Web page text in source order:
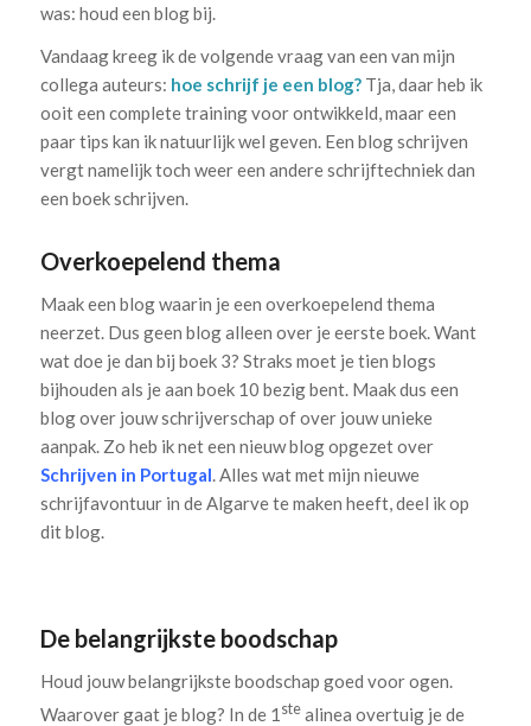
was: houd een blog bij.
Vandaag kreeg ik de volgende vraag van een van mijn
collega auteurs: hoe schrijf je een blog?Tja, daar heb ik
ooit een complete training voor ontwikkeld, maar een
paar tips kan ik natuurlijk wel geven. Een blog schrijven
vergt namelijk toch weer een andere schrijftechniek dan
een boek schrijven.
Overkoepelend thema
Maak een blog waarin je een overkoepelend thema
neerzet. Dus geen blog alleen over je eerste boek. Want
wat doe je dan bij boek 3? Straks moet je tien blogs
bijhouden als je aan boek 10 bezig bent. Maak dus een
blog over jouw schrijverschap of over jouw unieke
aanpak. Zo heb ik net een nieuw blog opgezet over
Schrijven in Portugal. Alles wat met mijn nieuwe
schrijfavontuur in de Algarve te maken heeft, deel ik op
dit blog.
De belangrijkste boodschap
Houd jouw belangrijkste boodschap goed voor ogen.
Waarover gaat je blog? In de 1 stealinea overtuig je de